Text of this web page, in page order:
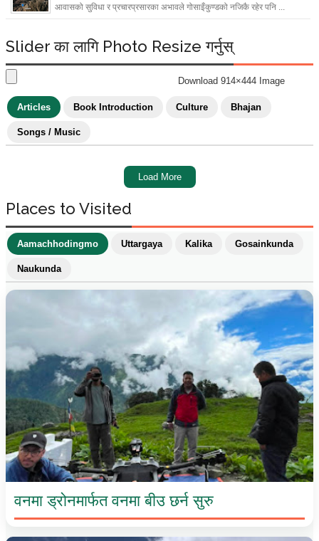
आवासको सुविधा र प्रचारप्रसारका अभावले गोसाइँकुण्डको नजिकै रहेर पनि ...
Slider का लागि Photo Resize गर्नुस्
Download 914×444 Image
Articles Book Introduction Culture Bhajan
Songs / Music
Load More
Places to Visited
Aamachhodingmo Uttargaya Kalika Gosainkunda
Naukunda
वनमा ड्रोनमार्फत वनमा बीउ छर्न सुरु